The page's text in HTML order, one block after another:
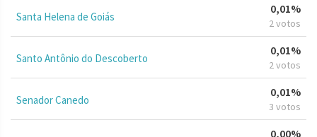
Santa Helena de Goiás
0,01%
2 votos
Santo Antônio do Descoberto
0,01%
2 votos
Senador Canedo
0,01%
3 votos
0,00%